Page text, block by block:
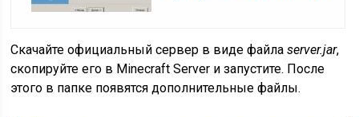
Скачайте официальный сервер в виде файлаserver.jar,
скопируйте его в Minecraft Server и запустите. После
этого в папке появятся дополнительные файлы.